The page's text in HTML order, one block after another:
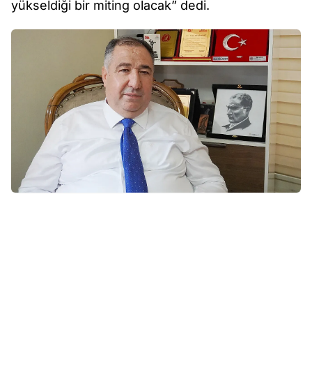
yükseldiği bir miting olacak” dedi.